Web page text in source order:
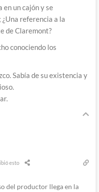
en un cajón y se
referencia a la
de Claremont?
conociendo los
Sabía de su existencia y
esto
del productor llega en la